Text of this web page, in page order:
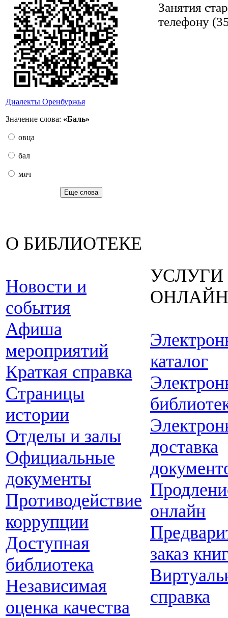
Диалекты Оренбуржья
Значение слова: «Баль»
овца
бал
мяч
Еще слова
Занятия
телефону
О БИБЛИОТЕКЕ
Новости и
события
Афиша
мероприятий
Краткая справка
Страницы
истории
Отделы и залы
Официальные
документы
Противодействие
коррупции
Доступная
библиотека
Независимая
оценка качества
УСЛУГИ
ОНЛАЙН
каталог
доставка
онлайн
заказ
справка